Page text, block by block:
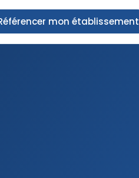
mon établissement